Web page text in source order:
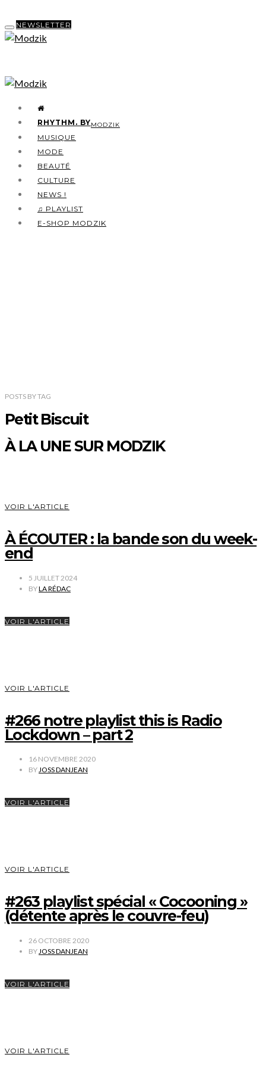
NEWSLETTER
RHYTHM. BYMODZIK
MUSIQUE
MODE
BEAUTÉ
CULTURE
NEWS !
♫ PLAYLIST
E-SHOP MODZIK
POSTS BYTAG
Petit Biscuit
À LA UNE SUR MODZIK
VOIR L'ARTICLE
À ÉCOUTER : la bande son du week-
end
5 JUILLET 2024
BYLA RÉDAC
VOIR L'ARTICLE
VOIR L'ARTICLE
#266 notre playlist this is Radio
Lockdown – part 2
16 NOVEMBRE 2020
BYJOSS DANJEAN
VOIR L'ARTICLE
VOIR L'ARTICLE
#263 playlist spécial « Cocooning »
(détente après le couvre-feu)
26 OCTOBRE 2020
BY JOSS DANJEAN
VOIR L'ARTICLE
VOIR L'ARTICLE